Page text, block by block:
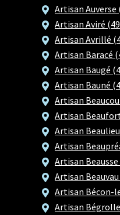
Artisan Auverse
Artisan Aviré
Artisan Avrillé
Artisan Baracé
Artisan Baugé
Artisan Bauné
Artisan
Artisan
Artisan
Artisan
Artisan Beausse
Artisan
Artisan Bécon-
Artisan